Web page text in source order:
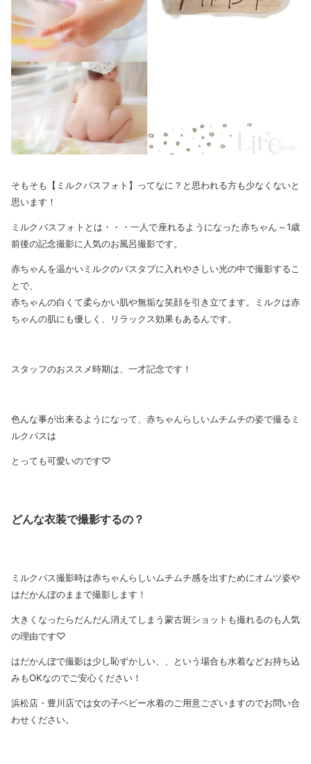
そもそも【ミルクバスフォト】ってなに？と思われる方も少なくないと
思います！
ミルクバスフォトとは・・・一人で座れるようになった赤ちゃん～1歳
前後の記念撮影に人気のお風呂撮影です。
赤ちゃんを温かいミルクのバスタブに入れやさしい光の中で撮影するこ
とで、
赤ちゃんの白くて柔らかい肌や無垢な笑顔を引き立てます。ミルクは赤
ちゃんの肌にも優しく、リラックス効果もあるんです。
スタッフのおススメ時期は、一才記念です！
色んな事が出来るようになって、赤ちゃんらしいムチムチの姿で撮るミ
ルクバスは
とっても可愛いのです♡
どんな衣装で撮影するの？
ミルクバス撮影時は赤ちゃんらしいムチムチ感を出すためにオムツ姿や
はだかんぼのままで撮影します！
大きくなったらだんだん消えてしまう蒙古斑ショットも撮れるのも人気
の理由です♡
はだかんぼで撮影は少し恥ずかしい、、という場合も水着などお持ち込
みもOKなのでご安心ください！
浜松店・豊川店では女の子ベビー水着のご用意ございますのでお問い合
わせください。